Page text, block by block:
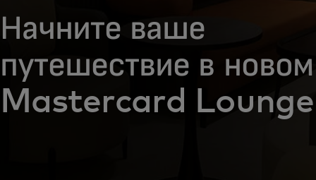
Начните ваше
путешествие в новом
Mastercard Lounge